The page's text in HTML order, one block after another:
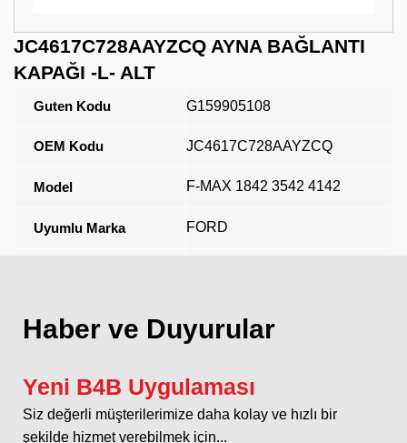
JC4617C728AAYZCQ AYNA BAĞLANTI
KAPAĞI -L- ALT
Guten Kodu G159905108
OEM Kodu JC4617C728AAYZCQ
Model F-MAX 1842 3542 4142
Uyumlu Marka FORD
Haber ve Duyurular
Yeni B4B Uygulaması
Siz değerli müşterilerimize daha kolay ve hızlı bir
şekilde hizmet verebilmek için...